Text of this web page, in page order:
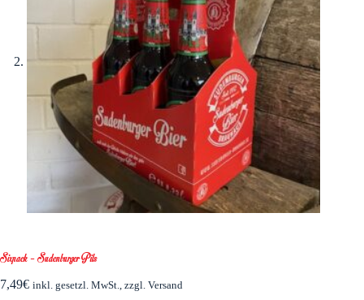
Sixpack – Sudenburger Pils
7,49€ inkl. gesetzl. MwSt., zzgl. Versand